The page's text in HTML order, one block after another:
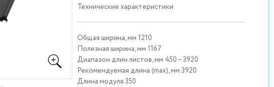
Технические характеристики
Общая ширина, мм 1210
Полезная ширина, мм 1167
Диапазон длин листов, мм 450 – 3920
Рекомендуемая длина (max), мм 3920
Длина модуля 350